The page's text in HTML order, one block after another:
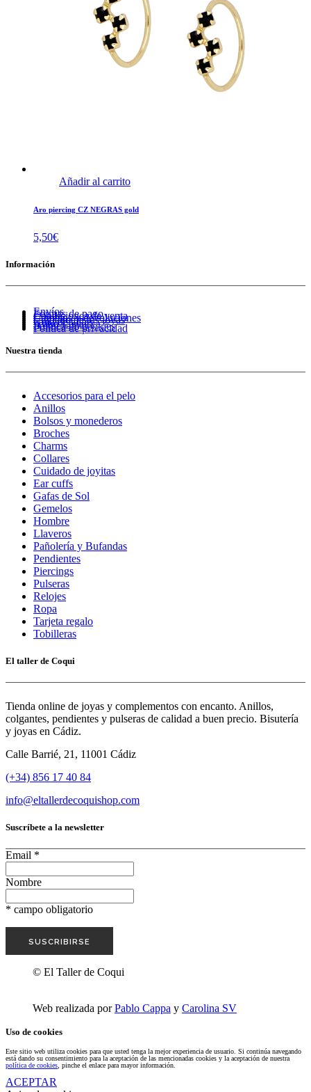
Añadir al carrito
Aro piercing CZ NEGRAS gold
5,50€
Información
Envíos
Formas de pago
Condiciones de venta
Cambios y devoluciones
Cuidado de tus joyas
Guía de tallas
Aviso Legal
Política de cookies
Política de privacidad
Nuestra tienda
Accesorios para el pelo
Anillos
Bolsos y monederos
Broches
Charms
Collares
Cuidado de joyitas
Ear cuffs
Gafas de Sol
Gemelos
Hombre
Llaveros
Pañolería y Bufandas
Pendientes
Piercings
Pulseras
Relojes
Ropa
Tarjeta regalo
Tobilleras
El taller de Coqui
Tienda online de joyas y complementos con encanto. Anillos,
colgantes, pendientes y pulseras de calidad a buen precio. Bisutería
y joyas en Cádiz.
Calle Barrié, 21, 11001 Cádiz
(+34) 856 17 40 84
info@eltallerdecoquishop.com
Suscríbete a la newsletter
Email *
Nombre
* campo obligatorio
© El Taller de Coqui
Web realizada porPablo Cappa y Carolina SV
Uso de cookies
Este sitio web utiliza cookies para que usted tenga la mejor experiencia de usuario. Si continúa navegando
está dando su consentimiento para la aceptación de las mencionadas cookies y la aceptación de nuestra
política de cookies , pinche el enlace para mayor información.
ACEPTAR